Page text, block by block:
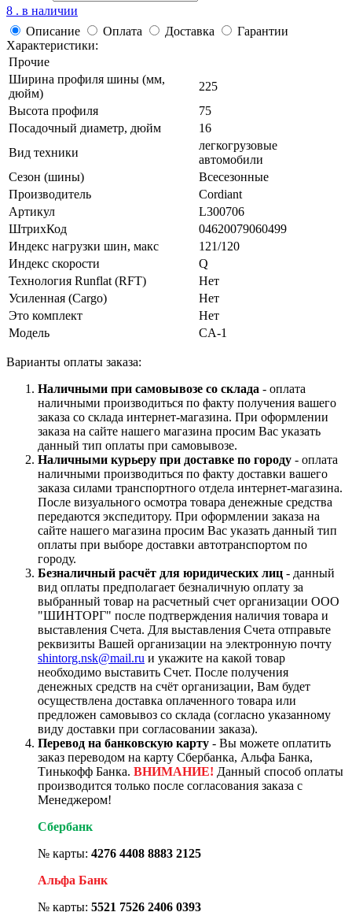
8 . в наличии
Описание
Оплата Доставка
Гарантии
Характеристики:
Прочие
Ширина профиля шины (мм,
дюйм)
225
Высота профиля
75
Посадочный диаметр, дюйм
16
Вид техники
легкогрузовые
автомобили
Сезон (шины)
Всесезонные
Производитель
Cordiant
Артикул
L300706
ШтрихКод
04620079060499
Индекс нагрузки шин, макс
121/120
Индекс скорости
Q
Технология Runflat (RFT)
Нет
Усиленная (Cargo)
Нет
Это комплект
Нет
Модель
CA-1
Варианты оплаты заказа:
Наличными при самовывозе со склада - оплата
наличными производиться по факту получения вашего
заказа со склада интернет-магазина. При оформлении
заказа на сайте нашего магазина просим Вас указать
данный тип оплаты при самовывозе.
Наличными курьеру при доставке по городу - оплата
наличными производиться по факту доставки вашего
заказа силами транспортного отдела интернет-магазина.
После визуального осмотра товара денежные средства
передаются экспедитору. При оформлении заказа на
сайте нашего магазина просим Вас указать данный тип
оплаты при выборе доставки автотранспортом по
городу.
Безналичный расчёт для юридических лиц - данный
вид оплаты предполагает безналичную оплату за
выбранный товар на расчетный счет организации ООО
"ШИНТОРГ" после подтверждения наличия товара и
выставления Счета. Для выставления Счета отправьте
реквизиты Вашей организации на электронную почту
shintorg.nsk@mail.ru и укажите на какой товар
необходимо выставить Счет. После получения
денежных средств на счёт организации, Вам будет
осуществлена доставка оплаченного товара или
предложен самовывоз со склада (согласно указанному
виду доставки при согласовании заказа).
Перевод на банковскую карту - Вы можете оплатить
заказ переводом на карту Сбербанка, Альфа Банка,
Тинькофф Банка. ВНИМАНИЕ! Данный способ оплаты
производится только после согласования заказа с
Менеджером!
Сбербанк
№ карты: 4276 4408 8883 2125
Альфа Банк
№ карты: 5521 7526 2406 0393